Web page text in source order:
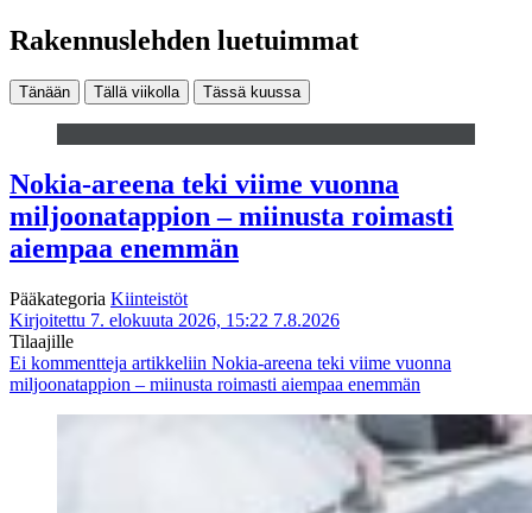
Rakennuslehden luetuimmat
Tänään Tällä viikolla Tässä kuussa
Nokia-areena teki viime vuonna
miljoonatappion – miinusta roimasti
aiempaa enemmän
Pääkategoria Kiinteistöt
Kirjoitettu 7. elokuuta 2026, 15:22 7.8.2026
Tilaajille
Ei kommentteja artikkeliin Nokia-areena teki viime vuonna
miljoonatappion – miinusta roimasti aiempaa enemmän